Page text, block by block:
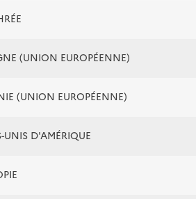
(UNION EUROPÉENNE)
(UNION EUROPÉENNE)
UNIS D'AMÉRIQUE